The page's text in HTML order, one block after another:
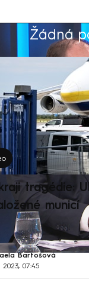
Žádná
redakce
tragédie:
municí
Bartošová
2023, 07:45